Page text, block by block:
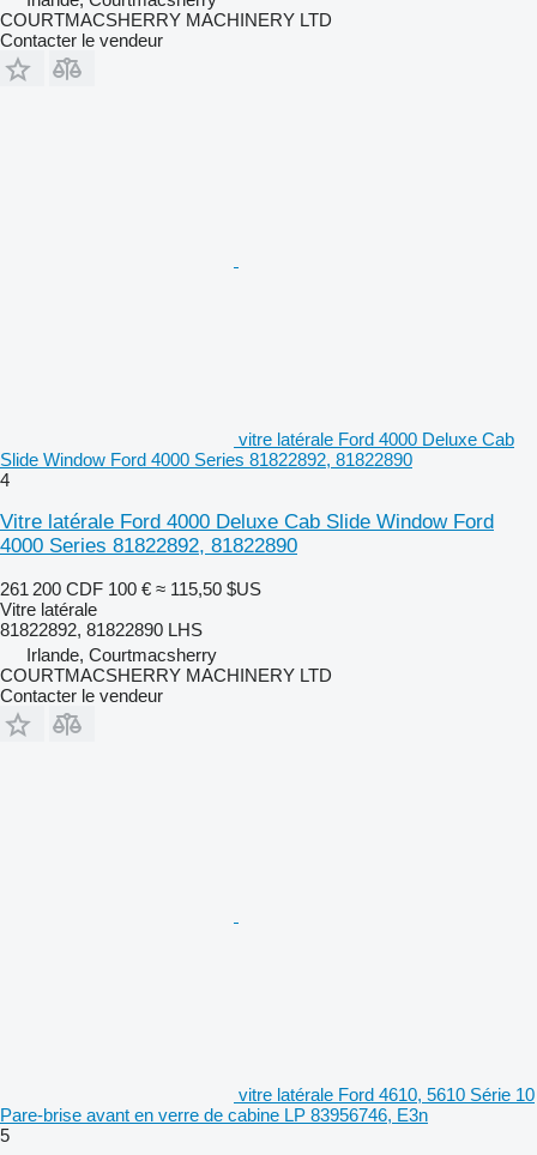
COURTMACSHERRY MACHINERY LTD
Contacter le vendeur
vitre latérale Ford 4000 Deluxe Cab
Slide Window Ford 4000 Series 81822892, 81822890
4
Vitre latérale Ford 4000 Deluxe Cab Slide Window Ford
4000 Series 81822892, 81822890
261 200 CDF 100 € ≈ 115,50 $US
Vitre latérale
81822892, 81822890 LHS
Irlande, Courtmacsherry
COURTMACSHERRY MACHINERY LTD
Contacter le vendeur
vitre latérale Ford 4610, 5610 Série 10
Pare-brise avant en verre de cabine LP 83956746, E3n
5